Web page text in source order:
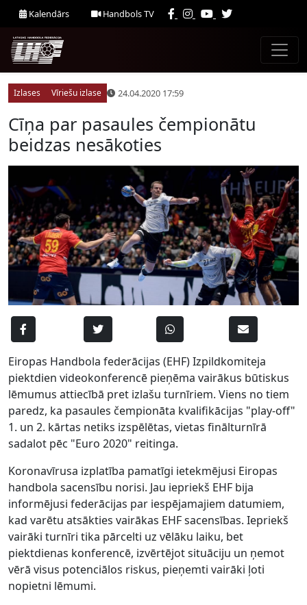
Kalendārs Handbols TV
Izlases Vīriešu izlase 24.04.2020 17:59
Cīņa par pasaules čempionātu
beidzas nesākoties
Eiropas Handbola federācijas (EHF) Izpildkomiteja
piektdien videokonferencē pieņēma vairākus būtiskus
lēmumus attiecībā pret izlašu turnīriem. Viens no tiem
paredz, ka pasaules čempionāta kvalifikācijas "play-off"
1. un 2. kārtas netiks izspēlētas, vietas finālturnīrā
sadalot pēc "Euro 2020" reitinga.
Koronavīrusa izplatība pamatīgi ietekmējusi Eiropas
handbola sacensību norisi. Jau iepriekš EHF bija
informējusi federācijas par iespējamajiem datumiem,
kad varētu atsākties vairākas EHF sacensības. Iepriekš
vairāki turnīri tika pārcelti uz vēlāku laiku, bet
piektdienas konferencē, izvērtējot situāciju un ņemot
vērā visus potenciālos riskus, pieņemti vairāki ļoti
nopietni lēmumi.